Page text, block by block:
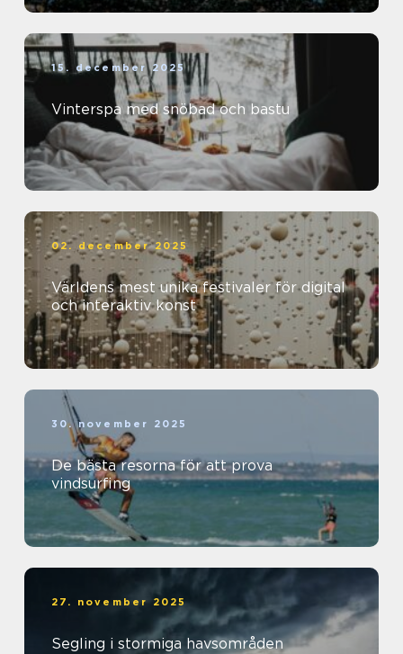
15. december 2025
Vinterspa med snöbad och bastu
02. december 2025
Världens mest unika festivaler för digital
och interaktiv konst
30. november 2025
De bästa resorna för att prova
vindsurfing
27. november 2025
Segling i stormiga havsområden